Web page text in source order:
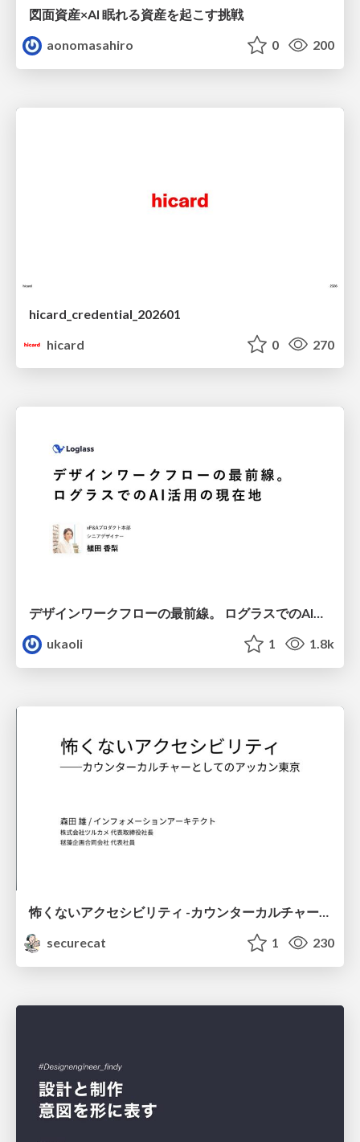
図面資産×AI 眠れる資産を起こす挑戦
aonomasahiro
0 200
hicard_credential_202601
hicard
0 270
デザインワークフローの最前線。 ログラスでのAI活用の現在地
ukaoli
1 1.8k
怖くないアクセシビリティ -カウンターカルチャーとしてのアッカン東京-
securecat
1 230